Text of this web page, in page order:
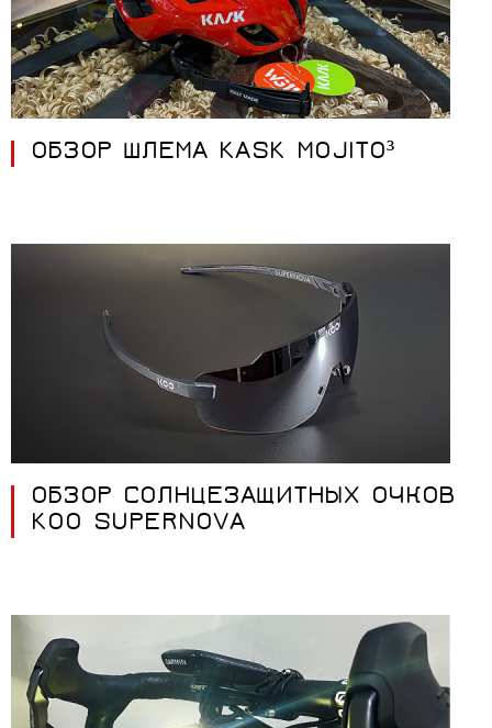
ОБЗОР ШЛЕМА KASK MOJITO³
ОБЗОР СОЛНЦЕЗАЩИТНЫХ ОЧКОВ
KOO SUPERNOVA